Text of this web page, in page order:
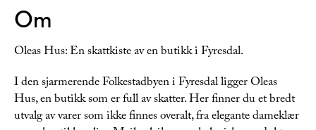
Om
Oleas Hus: En skattkiste av en butikk i Fyresdal.
I den sjarmerende Folkestadbyen i Fyresdal ligger Oleas
Hus, en butikk som er full av skatter. Her finner du et bredt
utvalg av varer som ikke finnes overalt, fra elegante dameklær